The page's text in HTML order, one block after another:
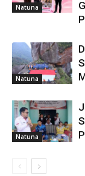
Natuna
Natuna
Natuna